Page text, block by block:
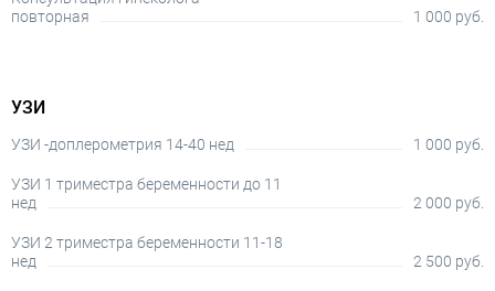
повторная
1 000 руб.
УЗИ
УЗИ -доплерометрия 14-40 нед 1 000 руб.
УЗИ 1 триместра беременности до 11
нед
2 000 руб.
УЗИ 2 триместра беременности 11-18
нед
2 500 руб.